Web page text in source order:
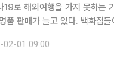
19로 해외여행을 가지 못하는
품 판매가 늘고 있다. 백화점
고 있다. 1일 유통업계에 따르
02-01 09:00